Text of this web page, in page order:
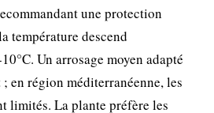
une protection
température descend
Un arrosage moyen adapté
en région méditerranéenne, les
limités. La plante préfère les